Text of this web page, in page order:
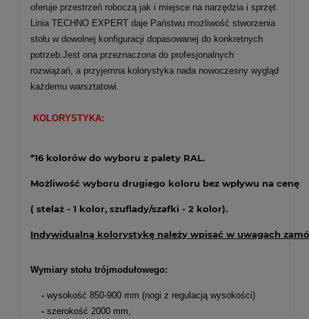
oferuje przestrzeń roboczą jak i miejsce na narzędzia i sprzęt.
Linia TECHNO EXPERT daje Państwu możliwość stworzenia
stołu w dowolnej konfiguracji dopasowanej do konkretnych
potrzeb.Jest ona przeznaczona do profesjonalnych
rozwiązań, a przyjemna kolorystyka nada nowoczesny wygląd
każdemu warsztatowi.
KOLORYSTYKA:
*16 kolorów do wyboru z palety RAL.
Możliwość wyboru drugiego koloru bez wpływu na cenę
( stelaż - 1 kolor, szuflady/szafki - 2 kolor).
Indywidualną kolorystykę należy wpisać w uwagach
Wymiary stołu trójmodułowego:
- wysokość 850-900 mm (nogi z regulacją wysokości)
- szerokość 2000 mm,